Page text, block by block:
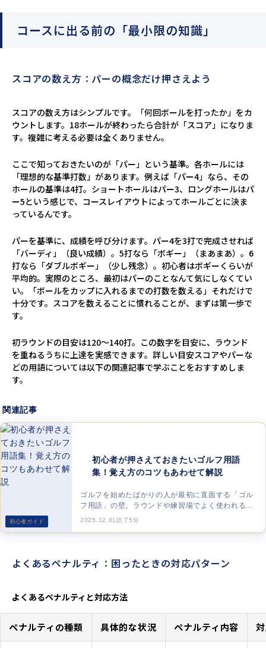
コースに出る前の「最小限の知識」
スコアの数え方：パーの概念だけ押さえよう
スコアの数え方はシンプルです。「何回ボールを打ったか」をカ
ウントします。18ホールが終わったら合計が「スコア」になりま
す。複雑に考える必要は全くありません。
ここで知っておきたいのが「パー」という基準。各ホールには
「理想的な基準打数」があります。例えば「パー4」なら、その
ホールの基準は4打。ショートホールはパー3、ロングホールはパ
ー5という感じで、コースレイアウトによってホールごとに決ま
っているんです。
パーを基準に、成績を呼び分けます。パー4を3打で完成させれば
「バーディ」（良い成績）。5打なら「ボギー」（まあまあ）。6
打なら「ダブルボギー」（少し残念）。初心者はボギーくらいが
平均的。実際のところ、最初はパーのことなんて気にしなくてい
い。「ボールをカップに入れるまでの打数を数える」それだけで
十分です。スコアを数えることに慣れることが、まずは第一歩で
す。
初ラウンドの目安は120～140打。この数字を目安に、ラウンド
を重ねるうちに上達を実感できます。詳しい目安スコアやパーな
どの用語については以下の関連記事で学ぶことをおすすめしま
す。
関連記事
初心者ガイド
初心者が押さえておきたいゴルフ用語
集！覚え方のコツもあわせて解説
ゴルフを始めたばかりの人が最初に直面する「ゴル
フ用語」の壁。ラウンドや練習場でよく使われる基
本用語から、効率的に覚えるためのコツまで分かり
2025.12.01 読了5分
よくあるペナルティ：困ったときの対応パターン
よくあるペナルティと対応方法
ペナルティの種類 具体的な状況 ペナルティ内容